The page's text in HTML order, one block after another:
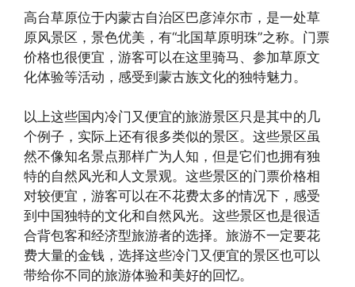
高台草原位于内蒙古自治区巴彦淖尔市，是一处草
原风景区，景色优美，有“北国草原明珠”之称。门票
价格也很便宜，游客可以在这里骑马、参加草原文
化体验等活动，感受到蒙古族文化的独特魅力。
以上这些国内冷门又便宜的旅游景区只是其中的几
个例子，实际上还有很多类似的景区。这些景区虽
然不像知名景点那样广为人知，但是它们也拥有独
特的自然风光和人文景观。这些景区的门票价格相
对较便宜，游客可以在不花费太多的情况下，感受
到中国独特的文化和自然风光。这些景区也是很适
合背包客和经济型旅游者的选择。旅游不一定要花
费大量的金钱，选择这些冷门又便宜的景区也可以
带给你不同的旅游体验和美好的回忆。